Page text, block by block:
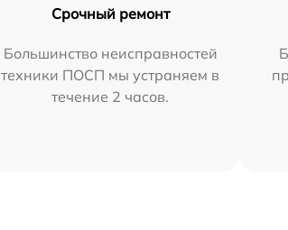
Срочный ремонт
Большинство неисправностей
техники ПОСП мы устраняем в
течение 2 часов.